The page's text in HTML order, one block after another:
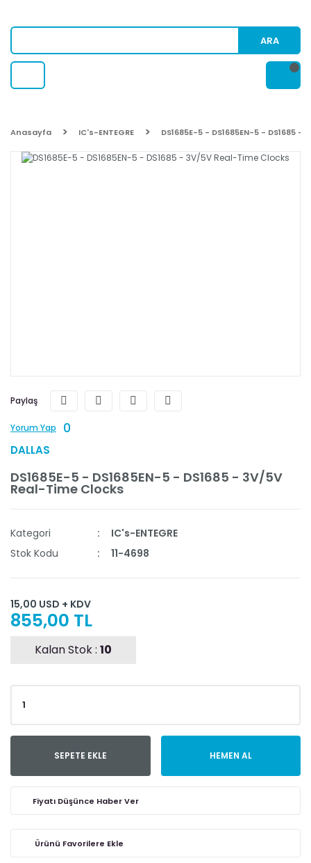
ARA
Anasayfa IC's-ENTEGRE DS1685E-5 - DS1685EN-5 - DS1685
Paylaş
Yorum Yap 0
DALLAS
DS1685E-5 - DS1685EN-5 - DS1685 - 3V/5V
Real-Time Clocks
Kategori
IC's-ENTEGRE
Stok Kodu
11-4698
15,00 USD + KDV
855,00 TL
Kalan Stok : 10
SEPETE EKLE HEMEN AL
Fiyatı Düşünce Haber Ver